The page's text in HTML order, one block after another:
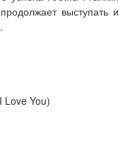
выступать и
Love You)